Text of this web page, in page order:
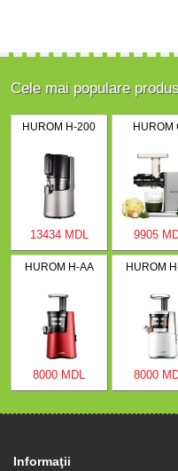
Cele mai populare
HUROM H-200
13434 MDL
HUROM
9905
HUROM H-AA
8000 MDL
HUROM
8000
Informaţii